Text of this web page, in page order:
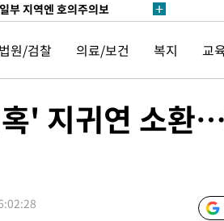
부 지역엔 호의주의보
잠기고 담벼락 붕괴
견…감정가 1.3억원
본과 한일전
망·1명 실종
실망과 걱정 안겨드려 죄송"
법원/검찰 의료/보건 복지 교
' 지귀연 소환